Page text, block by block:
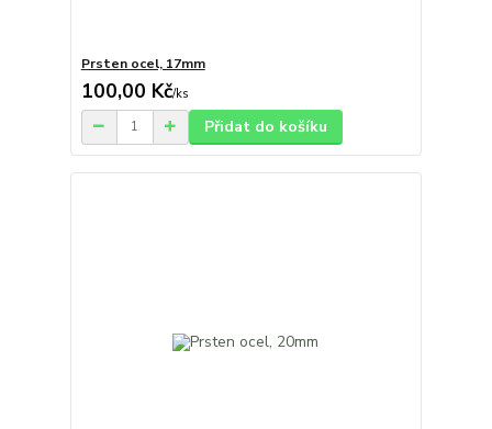
Prsten ocel, 17mm
100,00 Kč/ks
Přidat do košíku